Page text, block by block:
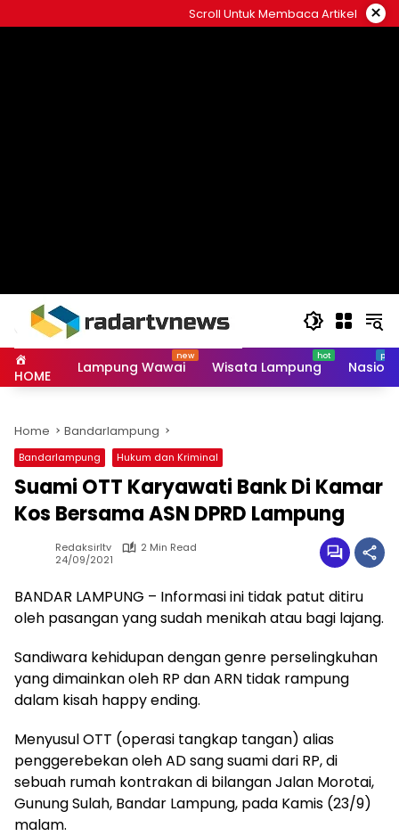
to
Scroll Untuk Membaca Artikel ×
HOME Lampung Wawai Wisata Lampung
Home Bandarlampung
Bandarlampung Hukum dan Kriminal
Suami OTT Karyawati Bank Di Kamar
Kos Bersama ASN DPRD Lampung
Redaksirltv
2 Min Read
24/09/2021
BANDAR LAMPUNG – Informasi ini tidak patut ditiru
oleh pasangan yang sudah menikah atau bagi lajang.
Sandiwara kehidupan dengan genre perselingkuhan
yang dimainkan oleh RP dan ARN tidak rampung
dalam kisah happy ending.
Menyusul OTT (operasi tangkap tangan) alias
penggerebekan oleh AD sang suami dari RP, di
sebuah rumah kontrakan di bilangan Jalan Morotai,
Gunung Sulah, Bandar Lampung, pada Kamis (23/9)
malam.